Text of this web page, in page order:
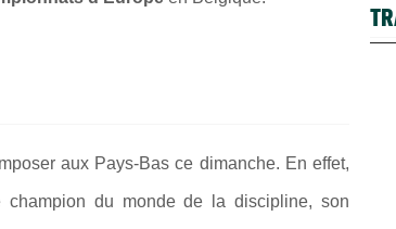
aux Pays-Bas ce dimanche. En effet,
champion du monde de la discipline, son